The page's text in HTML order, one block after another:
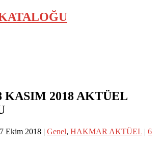
KASIM 2018 AKTÜEL
Ekim 2018 | Genel, HAKMAR AKTÜEL | 6